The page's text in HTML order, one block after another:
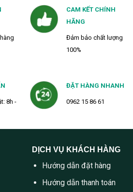
CAM KẾT CHÍNH
HÃNG
Đảm bảo chất lượng
100%
8h -
ĐẶT HÀNG NHANH
0962 15 86 61
DỊCH VỤ KHÁCH HÀNG
Hướng dẫn đặt hàng
Hướng dẫn thanh toán